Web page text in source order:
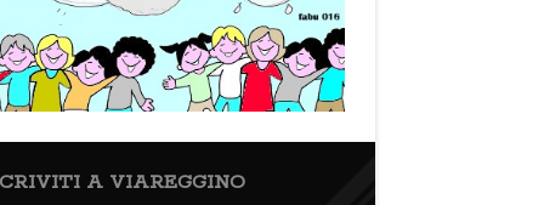
A VIAREGGINO